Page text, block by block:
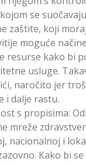
se
zaštite, koji
moguće
resurse kako bi
usluge.
naročito jer
i dalje rastu.
s propisima:
mreže
nacionalnoj i
Kako bi